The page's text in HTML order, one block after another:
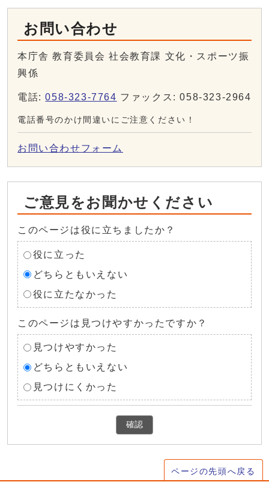
お問い合わせ
本庁舎 教育委員会 社会教育課 文化・スポーツ振
興係
電話:058-323-7764 ファックス: 058-323-2964
電話番号のかけ間違いにご注意ください！
お問い合わせフォーム
ご意見をお聞かせください
このページは役に立ちましたか？
役に立った
どちらともいえない
役に立たなかった
このページは見つけやすかったですか？
見つけやすかった
どちらともいえない
見つけにくかった
確認
ページの先頭へ戻る